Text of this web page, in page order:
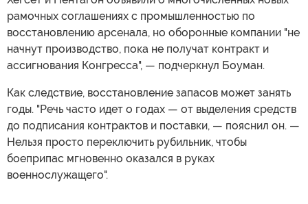
рамочных соглашениях с промышленностью по
восстановлению арсенала, но оборонные компании "не
начнут производство, пока не получат контракт и
ассигнования Конгресса", — подчеркнул Боуман.
Как следствие, восстановление запасов может занять
годы. "Речь часто идет о годах — от выделения средств
до подписания контрактов и поставки, — пояснил он. —
Нельзя просто переключить рубильник, чтобы
боеприпас мгновенно оказался в руках
военнослужащего".